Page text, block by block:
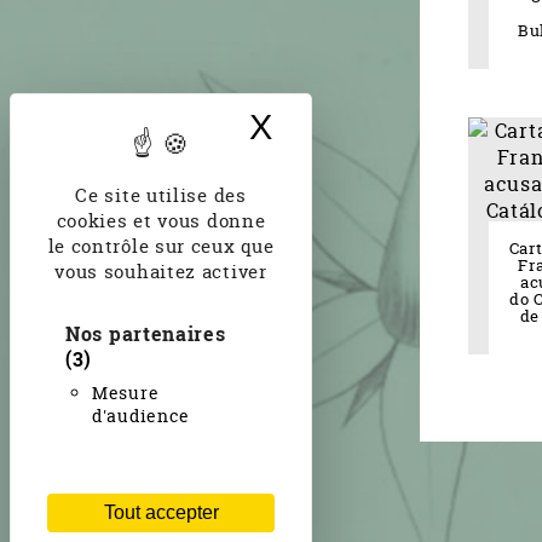
Ce site utilise des
cookies et vous donne
le contrôle sur ceux que
vous souhaitez activer
Nos partenaires
(3)
Mesure
d'audience
Tout accepter
X Masquer le
do